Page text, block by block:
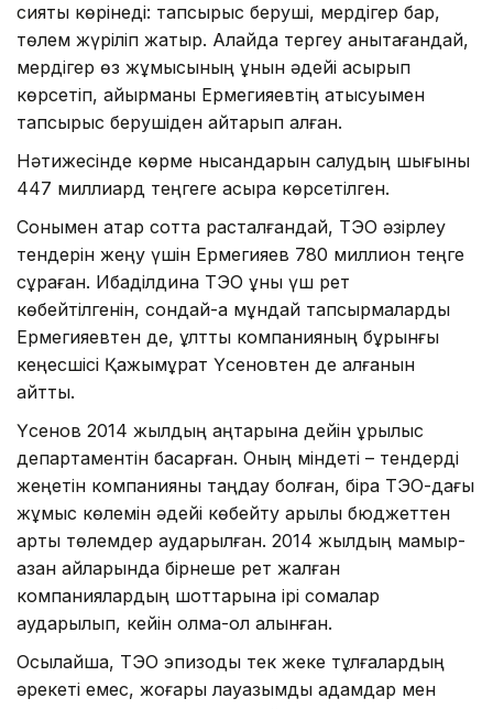
сияқты көрінеді: тапсырыс беруші, мердігер бар,
төлем жүріліп жатыр. Алайда тергеу анықтағандай,
мердігер өз жұмысының құнын әдейі асырып
көрсетіп, айырманы Ермегияевтің қатысуымен
тапсырыс берушіден қайтарып алған.
Нәтижесінде көрме нысандарын салудың шығыны
447 миллиард теңгеге асыра көрсетілген.
Сонымен қатар сотта расталғандай, ТЭО әзірлеу
тендерін жеңу үшін Ермегияев 780 миллион теңге
сұраған. Ибаділдина ТЭО құны үш рет
көбейтілгенін, сондай-ақ мұндай тапсырмаларды
Ермегияевтен де, ұлттық компанияның бұрынғы
кеңесшісі Қажымұрат Үсеновтен де алғанын
айтты.
Үсенов 2014 жылдың қаңтарына дейін құрылыс
департаментін басқарған. Оның міндеті – тендерді
жеңетін компанияны таңдау болған, бірақ ТЭО-дағы
жұмыс көлемін әдейі көбейту арқылы бюджеттен
артық төлемдер аударылған. 2014 жылдың мамыр-
қазан айларында бірнеше рет жалған
компаниялардың шоттарына ірі сомалар
аударылып, кейін қолма-қол алынған.
Осылайша, ТЭО эпизоды тек жеке тұлғалардың
әрекеті емес, жоғары лауазымды адамдар мен